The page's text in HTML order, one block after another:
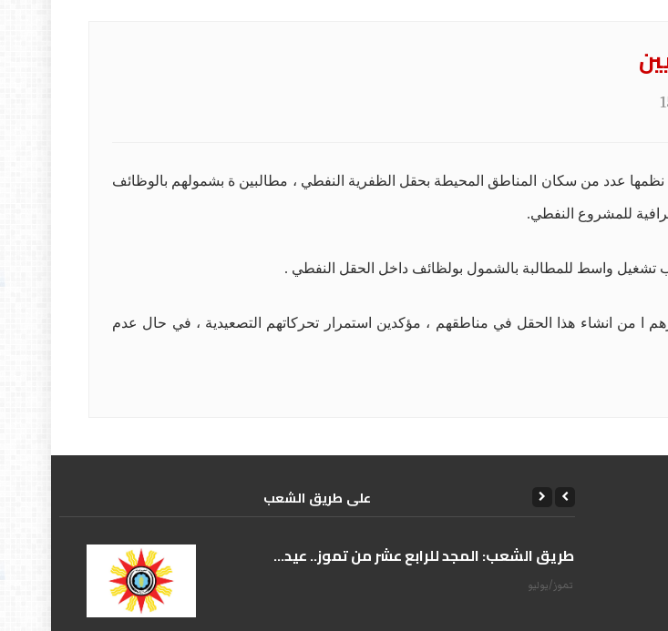
عدد من سكان المناطق المحيطة بحقل الظفرية النفطي ، مطالبين ة بشمولهم بالوظائف
للمشروع النفطي.
تشغيل واسط للمطالبة بالشمول بولظائف داخل الحقل النفطي .
ا من انشاء هذا الحقل في مناطقهم ، مؤكدين استمرار تحركاتهم التصعيدية ، في حال عدم
علی طریق الشعب
على طريق الشعب: المجد للرابع عشر من تموز.. عيد...